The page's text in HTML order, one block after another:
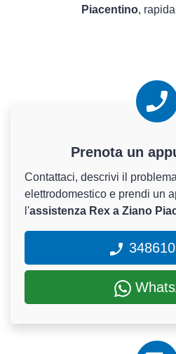
Piacentino,
Prenota un
Contattaci, descrivi il
elettrodomestico e prendi un
l'assistenza Rex a Ziano